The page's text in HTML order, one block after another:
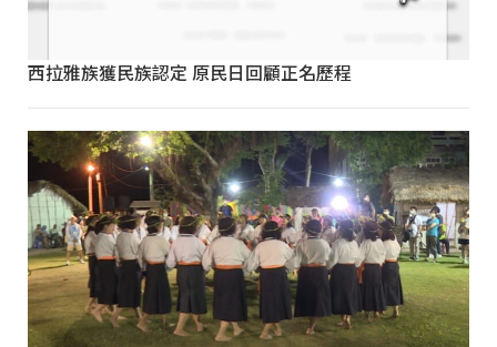
西拉雅族獲民族認定 原民日回顧正名歷程